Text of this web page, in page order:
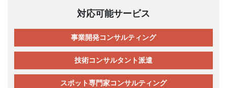
対応可能サービス
事業開発コンサルティング
技術コンサルタント派遣
スポット専門家コンサルティング